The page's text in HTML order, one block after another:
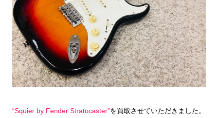
“Squier by Fender Stratocaster”を買取させていただきました。